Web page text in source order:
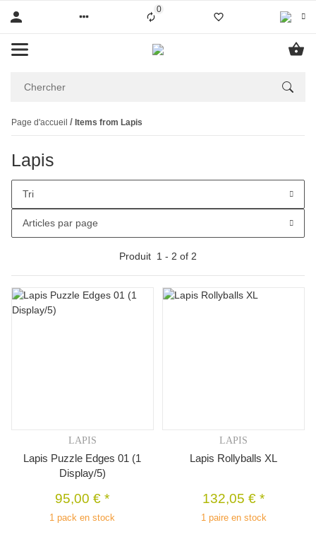
0Liste ist leer
Page d'accueil Items from Lapis
Lapis
Tri
Articles par page
Produit 1 - 2 of 2
LAPIS
Lapis Puzzle Edges 01 (1
Display/5)
95,00 €*
1 pack en stock
LAPIS
Lapis Rollyballs XL
132,05 €*
1 paire en stock